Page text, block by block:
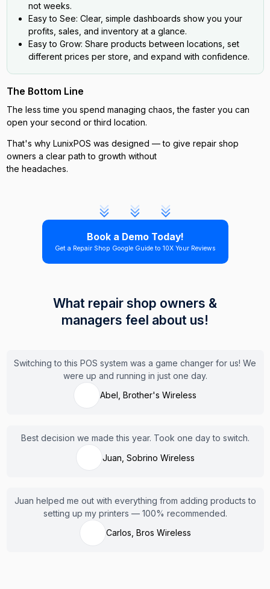
not weeks.
Easy to See: Clear, simple dashboards show you your
profits, sales, and inventory at a glance.
Easy to Grow: Share products between locations, set
different prices per store, and expand with confidence.
The Bottom Line
The less time you spend managing chaos, the faster you can
open your second or third location.
That's why LunixPOS was designed — to give repair shop
owners a clear path to growth without
the headaches.
Book a Demo Today!
Get a Repair Shop Google Guide to 10X Your Reviews
What repair shop owners &
managers feel about us!
Switching to this POS system was a game changer for us! We
were up and running in just one day.
Abel, Brother's Wireless
Best decision we made this year. Took one day to switch.
Juan, Sobrino Wireless
Juan helped me out with everything from adding products to
setting up my printers — 100% recommended.
Carlos, Bros Wireless